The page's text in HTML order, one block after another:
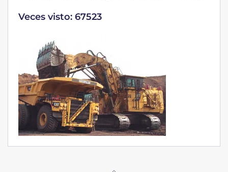
Veces visto: 32221